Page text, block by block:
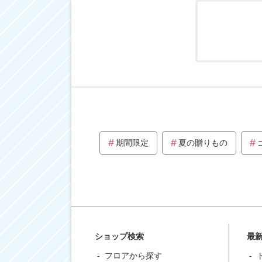
期間限定 夏の贈りもの
ショップ検索
フロアから探す
最